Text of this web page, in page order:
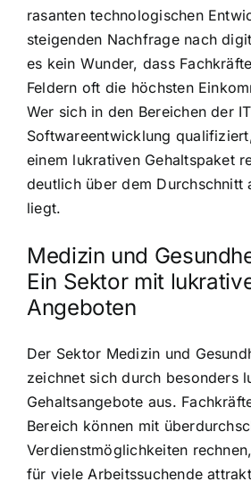
rasanten technologischen
steigenden Nachfrage nach
es kein Wunder, dass
Feldern oft die höchsten
Wer sich in den Bereichen der
Softwareentwicklung
einem lukrativen Gehaltspaket
deutlich über dem Durchschnitt
liegt.
Medizin und
Ein Sektor mit
Angeboten
Der Sektor Medizin und
zeichnet sich durch besonders
Gehaltsangebote aus.
Bereich können mit
Verdienstmöglichkeiten
für viele Arbeitssuchende